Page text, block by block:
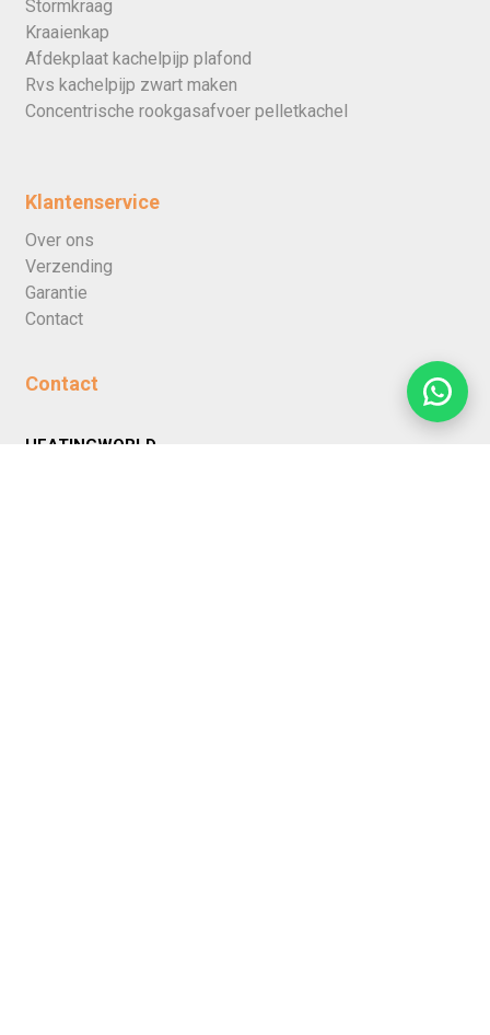
Stormkraag
Kraaienkap
Afdekplaat kachelpijp plafond
Rvs kachelpijp zwart maken
Concentrische rookgasafvoer pelletkachel
Klantenservice
Over ons
Verzending
Garantie
Contact
Contact
HEATINGWORLD